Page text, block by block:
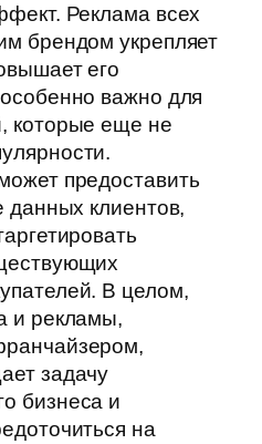
Реклама всех
брендом укрепляет
его
важно для
которые еще не
предоставить
данных клиентов,
В целом,
и рекламы,
задачу
бизнеса и
на